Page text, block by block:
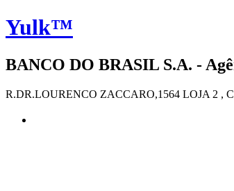
Yulk™
BANCO DO BRASIL S.A. -
R.DR.LOURENCO ZACCARO,1564 LOJA 2 ,